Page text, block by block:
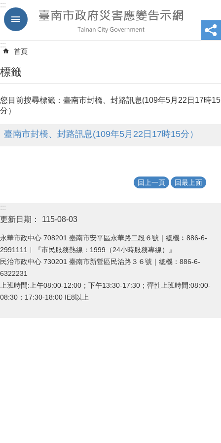
跳到主要內容區塊
:::
:::
首頁
標籤
您目前搜尋標籤：臺南市封橋、封路訊息(109年5月22日17時15
分）
臺南市封橋、封路訊息(109年5月22日17時15分）
回上一頁 回最上面
:::
更新日期：
115-08-03
永華市政中心 708201 臺南市安平區永華路二段６號｜總機︰886-6-
2991111︱『市民服務熱線：1999（24小時服務專線）』
民治市政中心 730201 臺南市新營區民治路３６號｜總機：886-6-
6322231
上班時間:上午08:00-12:00；下午13:30-17:30；彈性上班時間:08:00-
08:30；17:30-18:00 IE8以上